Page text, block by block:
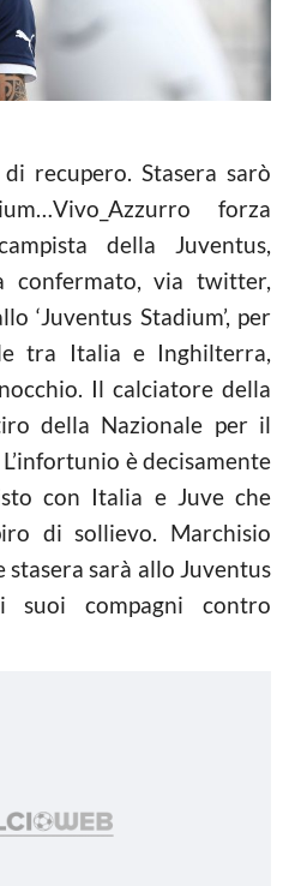
recupero. Stasera sarò
forza
della Juventus,
confermato, via twitter,
‘Juventus Stadium’, per
tra Italia e Inghilterra,
Il calciatore della
della Nazionale per il
è decisamente
con Italia e Juve che
di sollievo. Marchisio
sarà allo Juventus
compagni contro